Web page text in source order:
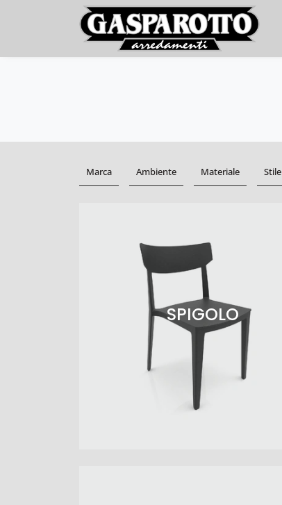
Marca Ambiente Materiale Stile
SPIGOLO